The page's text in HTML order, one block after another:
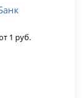
1 руб.